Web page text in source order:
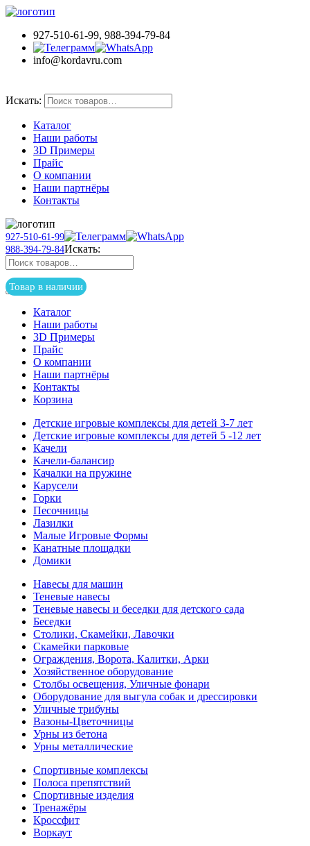
927-510-61-99, 988-394-79-84
info@kordavru.com
Искать:
Каталог
Наши работы
3D Примеры
Прайс
О компании
Наши партнёры
Контакты
927-510-61-99
988-394-79-84Искать:
Товар в наличии
Каталог
Наши работы
3D Примеры
Прайс
О компании
Наши партнёры
Контакты
Корзина
Детские игровые комплексы для детей 3-7 лет
Детские игровые комплексы для детей 5 -12 лет
Качели
Качели-балансир
Качалки на пружине
Карусели
Горки
Песочницы
Лазилки
Малые Игровые Формы
Канатные площадки
Домики
Навесы для машин
Теневые навесы
Теневые навесы и беседки для детского сада
Беседки
Столики, Скамейки, Лавочки
Скамейки парковые
Ограждения, Ворота, Калитки, Арки
Хозяйственное оборудование
Столбы освещения, Уличные фонари
Оборудование для выгула собак и дрессировки
Уличные трибуны
Вазоны-Цветочницы
Урны из бетона
Урны металлические
Спортивные комплексы
Полоса препятствий
Спортивные изделия
Тренажёры
Кроссфит
Воркаут